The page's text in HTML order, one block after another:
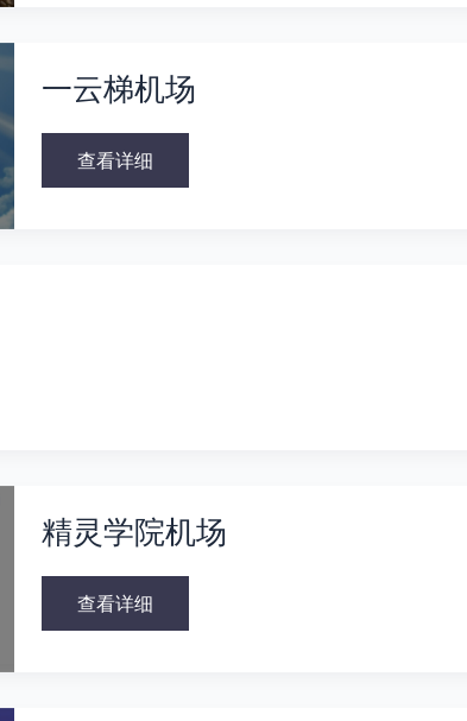
一云梯机场
梯
机
场
查看详细
精灵学院机场
灵
学
院
机
场
查看详细